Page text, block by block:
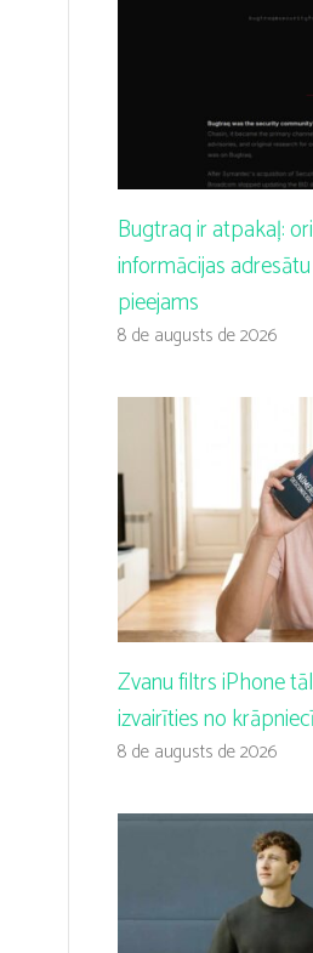
Bugtraq ir atpakaļ:
informācijas
pieejams
8 de augusts de 2026
Zvanu filtrs iPhone
izvairīties no
8 de augusts de 2026